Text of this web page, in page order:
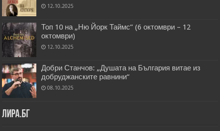
12.10.2025
Топ 10 на „Ню Йорк Таймс” (6 октомври – 12
октомври)
12.10.2025
Добри Станчов: „Душата на България витае из
добруджанските равнини“
08.10.2025
Лира.бг